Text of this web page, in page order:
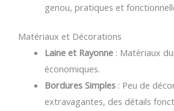
genou, pratiques et
Matériaux et Décorations
Laine et Rayonne: Matériaux
économiques.
Bordures Simples: Peu de
extravagantes, des détails